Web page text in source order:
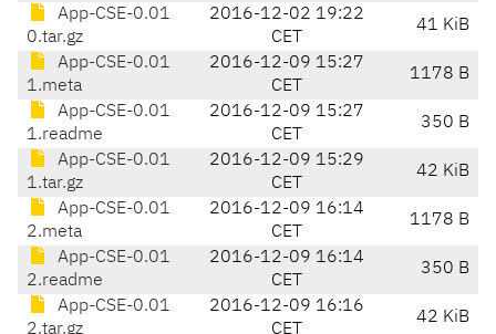
App-CSE-0.01
0.tar.gz
2016-12-02 19:22
CET
41 KiB
App-CSE-0.01
1.meta
2016-12-09 15:27
CET
1178 B
App-CSE-0.01
1.readme
2016-12-09 15:27
CET
350 B
App-CSE-0.01
1.tar.gz
2016-12-09 15:29
CET
42 KiB
App-CSE-0.01
2.meta
2016-12-09 16:14
CET
1178 B
App-CSE-0.01
2.readme
2016-12-09 16:14
CET
350 B
App-CSE-0.01
2.tar.gz
2016-12-09 16:16
CET
42 KiB